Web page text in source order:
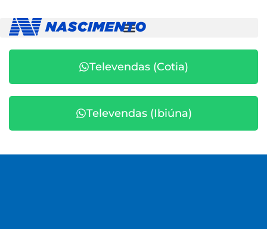
Televendas (Cotia)
Televendas (Ibiúna)